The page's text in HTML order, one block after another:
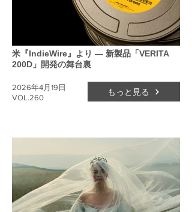
米『IndieWire』より ― 新製品「VERITA
200D」開発の舞台裏
VOL.260
2026年4月19日 もっと見る